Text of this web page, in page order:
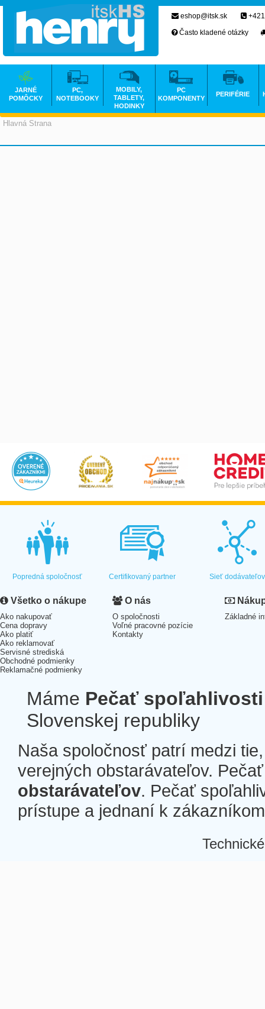
Hlavná Strana
eshop@itsk.sk
Často kladené otázky
JARNÉ
POMÔCKY
PC,
NOTEBOOKY
MOBILY,
TABLETY,
HODINKY
PC
KOMPONENTY
PERIFÉRIE
Popredná spoločnosť Certifikovaný partner Sieť dodávateľov
Všetko o nákupe
Ako nakupovať
Cena dopravy
Ako platiť
Ako reklamovať
Servisné strediská
Obchodné podmienky
Reklamačné podmienky
O nás
O spoločnosti
Voľné pracovné pozície
Kontakty
Základné
Máme Pečať spoľahlivosti
Slovenskej republiky
Naša spoločnosť patrí medzi
verejných obstarávateľov.
obstarávateľov. Pečať
prístupe a jednaní k